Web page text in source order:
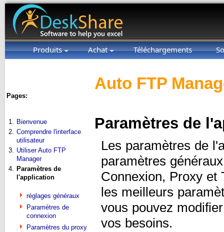
Produits Achat Téléchargements
Pages:
1.
Bienvenue
2. Comprendre l'interface
utilisateur
3.
Utiliser Auto FTP
Manager
4.
Paramètres de
l'application
réglages généraux
Paramètres de
connexion
Paramètres du proxy
Auto FTP
Paramètres de
Les paramètres de
paramètres
Connexion, Proxy et
les meilleurs
vous pouvez
vos besoins.